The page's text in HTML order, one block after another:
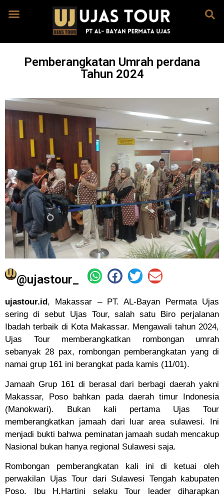
Pemberangkatan Umrah perdana
Tahun 2024
@ujastour_
ujastour.id , Makassar – PT. AL-Bayan Permata Ujas
sering di sebut Ujas Tour, salah satu Biro perjalanan
Ibadah terbaik di Kota Makassar. Mengawali tahun 2024,
Ujas Tour memberangkatkan rombongan umrah
sebanyak 28 pax, rombongan pemberangkatan yang di
namai grup 161 ini berangkat pada kamis (11/01).
Jamaah Grup 161 di berasal dari berbagi daerah yakni
Makassar, Poso bahkan pada daerah timur Indonesia
(Manokwari). Bukan kali pertama Ujas Tour
memberangkatkan jamaah dari luar area sulawesi. Ini
menjadi bukti bahwa peminatan jamaah sudah mencakup
Nasional bukan hanya regional Sulawesi saja.
Rombongan pemberangkatan kali ini di ketuai oleh
perwakilan Ujas Tour dari Sulawesi Tengah kabupaten
Poso. Ibu H.Hartini selaku Tour leader diharapkan